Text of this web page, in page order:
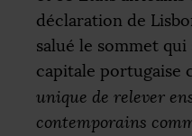
déclaration de
salué le sommet
capitale portugaise
unique de relever
contemporains